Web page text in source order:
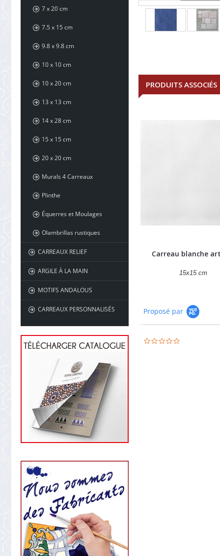
7 x 20 cm
7.5 x 15 cm
9.8 x 9.8 cm
10 x 10 cm
10 x 20 cm
13 x 13 cm
14 x 28 cm
15 x 15 cm
20 x 20 cm
Murals 4 Carreaux
Plinthe
Équerres et Moulages
Olambrillas rustiques
CARREAUX RELIEF
ARGILE À LA MAIN
MOTIFS ANDALOUS
CARREAUX PERSONNALISÉS
PRODUITS ASSOCIÉS
Carreau blanche
15x15 cm
Proposé par